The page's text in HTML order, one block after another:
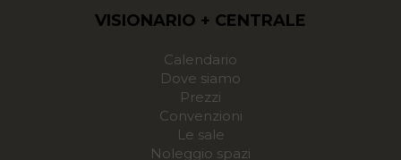
VISIONARIO + CENTRALE
Calendario
Dove siamo
Prezzi
Convenzioni
Le sale
Noleggio spazi